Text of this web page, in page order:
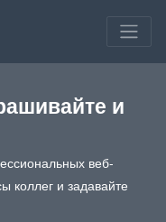
и
веб-
коллег и задавайте